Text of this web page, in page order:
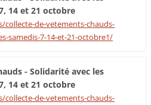
14 et 21 octobre
de-vetements-chauds-
samedis-7-14-et-21-octobre1/
- Solidarité avec les
14 et 21 octobre
de-vetements-chauds-